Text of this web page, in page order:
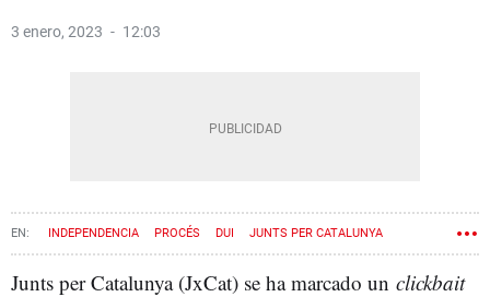
3 enero, 2023 12:03
INDEPENDENCIA PROCÉS DUI JUNTS PER CATALUNYA
Junts per Catalunya (JxCat) se ha marcado un clickbait